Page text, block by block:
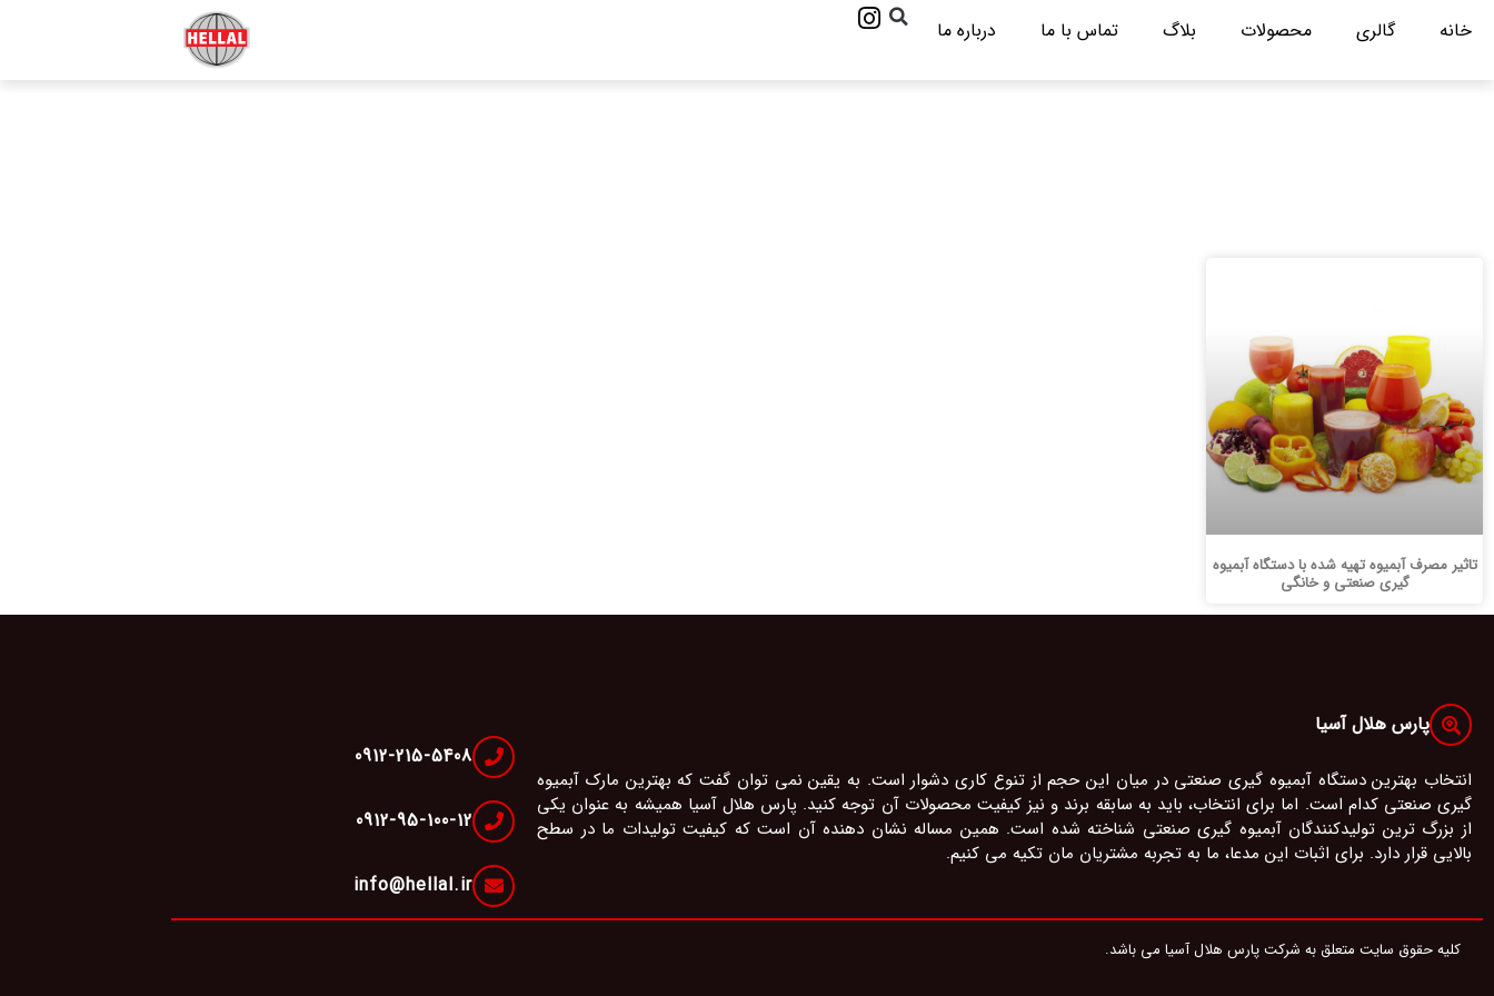
خانه گالری محصولات بلاگ تماس با ما درباره ما
تاثیر مصرف آبمیوه تهیه شده با دستگاه آبمیوه
گیری صنعتی و خانگی
پارس هلال آسیا
انتخاب بهترین دستگاه آبمیوه گیری صنعتی در میان این حجم از تنوع کاری دشوار است. به یقین نمی توان گفت که بهترین مارک آبمیوه
گیری صنعتی کدام است. اما برای انتخاب، باید به سابقه برند و نیز کیفیت محصولات آن توجه کنید. پارس هلال آسیا همیشه به عنوان یکی
از بزرگ ترین تولیدکنندگان آبمیوه گیری صنعتی شناخته شده است. همین مساله نشان دهنده آن است که کیفیت تولیدات ما در سطح
بالایی قرار دارد. برای اثبات این مدعا، ما به تجربه مشتریان مان تکیه می کنیم.
0912-215-5408
0912-95-100-12
info@hellal.ir
کلیه حقوق سایت متعلق به شرکت پارس هلال آسیا می باشد.